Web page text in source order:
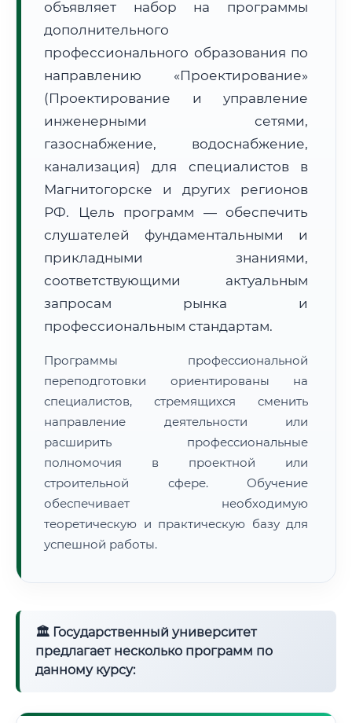
• Маршрут транзита:~1 559 км
📜 Документы и аккредитация ФИС ФРДО
🔍 Нажмите на документ для увеличения и просмотра
объявляет набор на программы
дополнительного
профессионального образования по
направлению «Проектирование»
(Проектирование и управление
инженерными сетями,
газоснабжение, водоснабжение,
канализация) для специалистов в
Магнитогорске и других регионов
РФ. Цель программ — обеспечить
слушателей фундаментальными и
прикладными знаниями,
соответствующими актуальным
запросам рынка и
профессиональным стандартам.
Программы профессиональной
переподготовки ориентированы на
специалистов, стремящихся сменить
направление деятельности или
расширить профессиональные
полномочия в проектной или
строительной сфере. Обучение
обеспечивает необходимую
теоретическую и практическую базу для
успешной работы.
🏛 Государственный университет
предлагает несколько программ по
данному курсу: